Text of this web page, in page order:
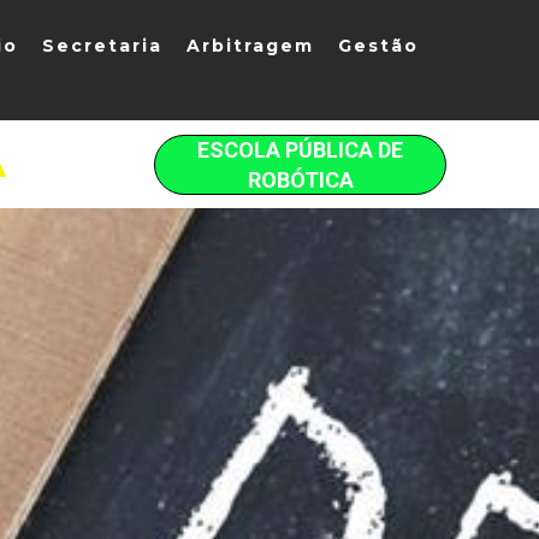
Secretaria Arbitragem Gestão
ESCOLA PÚBLICA DE
ROBÓTICA